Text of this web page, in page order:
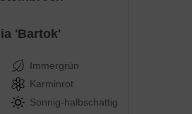
'Bartok'
Immergrün
Karminrot
Sonnig-halbschattig